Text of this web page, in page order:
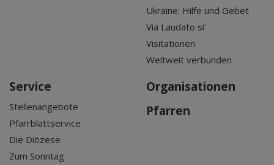
Ukraine: Hilfe und Gebet
Via Laudato si'
Visitationen
Weltweit verbunden
Service
Stellenangebote
Pfarrblattservice
Die Diözese
Zum Sonntag
Organisationen
Pfarren